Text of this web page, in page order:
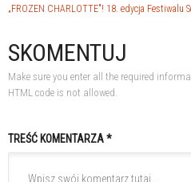
„FROZEN CHARLOTTE"! 18. edycja Festiwalu
SKOMENTUJ
Make sure you enter all the required
HTML code is not allowed.
TREŚĆ KOMENTARZA *